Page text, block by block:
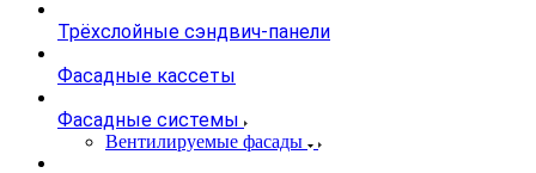
Трёхслойные сэндвич-панели
Фасадные кассеты
Фасадные системы
Вентилируемые фасады